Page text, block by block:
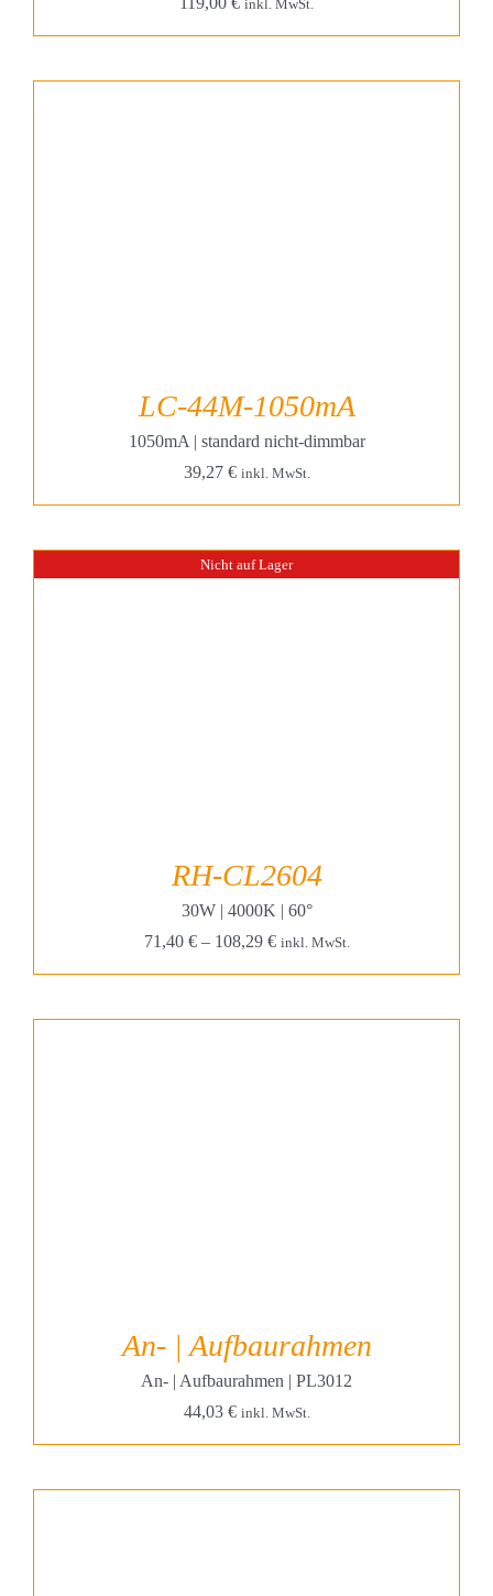
inkl. MwSt.
LC-44M-1050mA
1050mA | standard nicht-dimmbar
39,27 € inkl. MwSt.
Nicht auf Lager
RH-CL2604
30W | 4000K | 60°
71,40 €– 108,29 € inkl. MwSt.
An- | Aufbaurahmen
An- | Aufbaurahmen | PL3012
44,03 € inkl. MwSt.